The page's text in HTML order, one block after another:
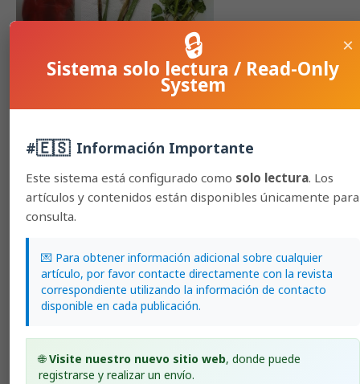
Diego Cubero-Agüero, Laura Brenes-Guillén, Daniela Vidaurre -
Barahona, Lorena Uribe-Lorío
178-195
HTML (Español (España))
PDF (Español (España))
XML (Español (España))
×
🔒
Sistema solo lectura / Read-Only
System
#🇪🇸 Información Importante
Este sistema está configurado como solo lectura. Los
artículos y contenidos están disponibles únicamente para
consulta.
💌 Para obtener información adicional sobre cualquier
artículo, por favor contacte directamente con la revista
correspondiente utilizando la información de contacto
disponible en cada publicación.
🌐Visite nuestro nuevo sitio web, donde puede
registrarse y realizar un envío.